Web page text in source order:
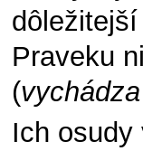
Praveku
(
Ich